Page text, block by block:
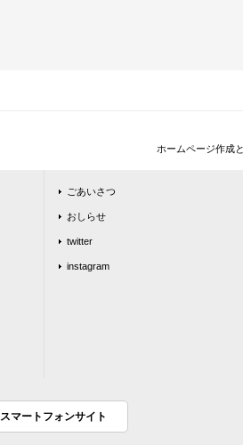
ホームページ作成
ごあいさつ
おしらせ
twitter
instagram
スマートフォンサイト